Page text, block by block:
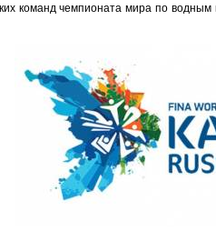
команд чемпионата мира по